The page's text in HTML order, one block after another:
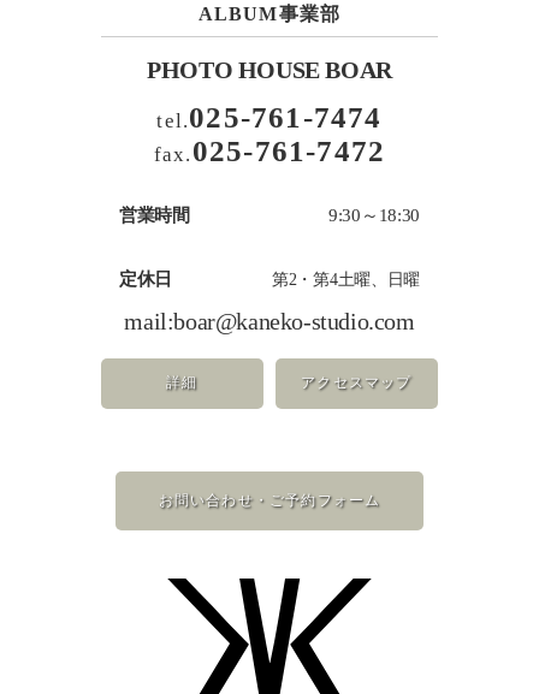
ALBUM事業部
PHOTO HOUSE BOAR
tel.025-761-7474
fax. 025-761-7472
営業時間 9:30～18:30
定休日 第2・第4土曜、日曜
mail:boar@kaneko-studio.com
詳細 アクセスマップ
お問い合わせ・ご予約フォーム